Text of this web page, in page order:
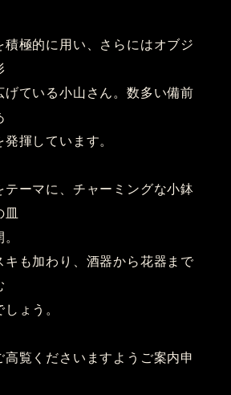
積極的に用い、さらにはオブジ
げている小山さん。数多い備前
揮しています。
テーマに、チャーミングな小鉢
キも加わり、酒器から花器まで
ょう。
高覧くださいますようご案内申